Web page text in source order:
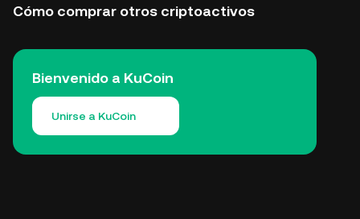
Cómo comprar otros criptoactivos
Bienvenido a KuCoin
Unirse a KuCoin